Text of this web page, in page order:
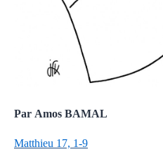
Par Amos BAMAL
Matthieu 17, 1-9